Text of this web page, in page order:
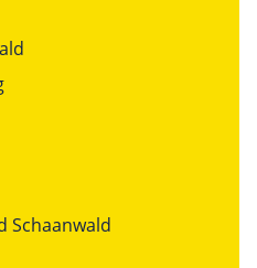
Schaanwald